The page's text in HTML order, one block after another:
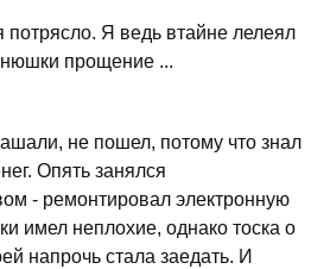
Я ведь втайне лелеял
прощение ...
не пошел, потому что знал
Опять занялся
- ремонтировал электронную
имел неплохие, однако тоска о
напрочь стала заедать. И